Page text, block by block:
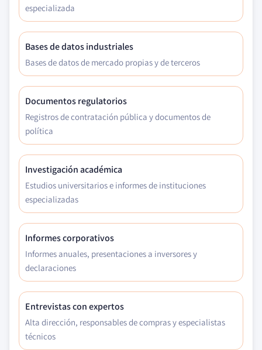
especializada
Bases de datos industriales
Bases de datos de mercado propias y de terceros
Documentos regulatorios
Registros de contratación pública y documentos de
política
Investigación académica
Estudios universitarios e informes de instituciones
especializadas
Informes corporativos
Informes anuales, presentaciones a inversores y
declaraciones
Entrevistas con expertos
Alta dirección, responsables de compras y especialistas
técnicos